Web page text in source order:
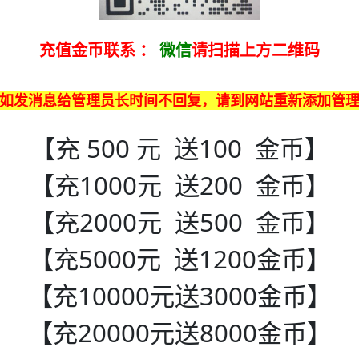
充值金币联系 ： 微信请扫描上方二维码
发消息给管理员长时间不回复，请到网站重新添加管理
【充 500 元 送100 金币】
【充1000元 送200 金币】
【充2000元 送500 金币】
【充5000元 送1200金币】
【充10000元送3000金币】
【充20000元送8000金币】